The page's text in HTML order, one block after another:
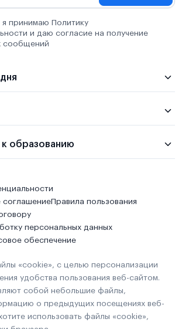
я принимаю Политику
и даю согласие на получение
сообщений
образованию
соглашениеПравила пользования
персональных данных
обеспечение
«cookie», с целью персонализации
удобства пользования веб-сайтом.
собой небольшие файлы,
о предыдущих посещениях веб-
использовать файлы «cookie»,